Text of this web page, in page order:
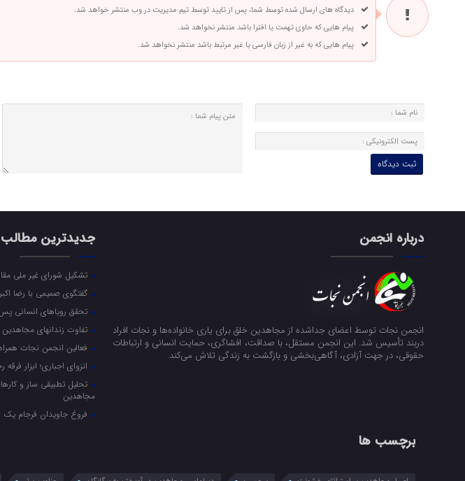
دیدگاه های ارسال شده توسط شما، پس از تایید توسط تیم مدیریت در وب منتشر خواهد شد.
پیام هایی که حاوی تهمت یا افترا باشد منتشر نخواهد شد.
پیام هایی که به غیر از زبان فارسی یا غیر مرتبط باشد منتشر نخواهد شد.
درباره انجمن
انجمن نجات توسط اعضای جداشده از مجاهدین خلق برای یاری خانواده‌ها و نجات افراد
دربند تأسیس شد. این انجمن مستقل، با صداقت، افشاگری، حمایت انسانی و ارتباطات
حقوقی، در جهت آزادی، آگاهی‌بخشی و بازگشت به زندگی تلاش می‌کند.
جدیدترین مطالب
تشکیل شورای غیر ملی
گفتگوی صمیمی با رضا
تحقق رویاهای انسانی
تفاوت زندانهای مجاهدین
فعالین انجمن نجات
انزوای اجباری؛ ابزار
تحلیل تطبیقی ساز و
مجاهدین
فروغ جاویدان فرجام یک
برچسب ها